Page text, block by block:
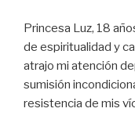
Princesa Luz, 18
de espiritualidad y
atrajo mi atención
sumisión
resistencia de mis